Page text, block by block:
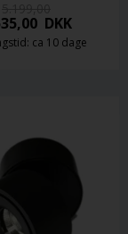
DKK
ca 10 dage